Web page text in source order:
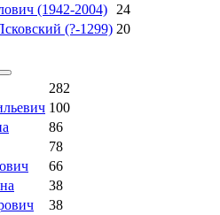
(1942-2004)
24
(?-1299) 20
282
100
86
78
66
38
38